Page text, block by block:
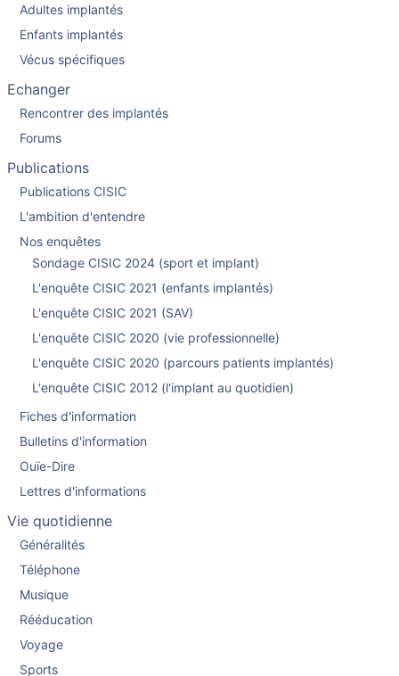
Adultes implantés
Enfants implantés
Vécus spécifiques
Echanger
Rencontrer des implantés
Forums
Publications
Publications CISIC
L'ambition d'entendre
Nos enquêtes
Sondage CISIC 2024 (sport et implant)
L'enquête CISIC 2021 (enfants implantés)
L'enquête CISIC 2021 (SAV)
L'enquête CISIC 2020 (vie professionnelle)
L'enquête CISIC 2020 (parcours patients implantés)
L'enquête CISIC 2012 (l'implant au quotidien)
Fiches d'information
Bulletins d'information
Ouïe-Dire
Lettres d'informations
Vie quotidienne
Généralités
Téléphone
Musique
Rééducation
Voyage
Sports